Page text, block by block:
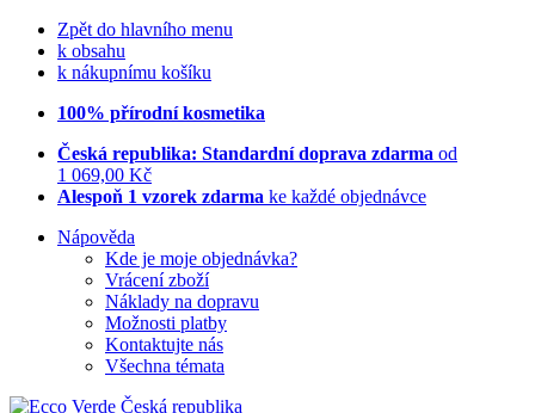
Zpět do hlavního menu
k obsahu
k nákupnímu košíku
100% přírodní kosmetika
Česká republika: Standardní doprava zdarma od
1 069,00 Kč
Alespoň 1 vzorek zdarma ke každé objednávce
Nápověda
Kde je moje objednávka?
Vrácení zboží
Náklady na dopravu
Možnosti platby
Kontaktujte nás
Všechna témata